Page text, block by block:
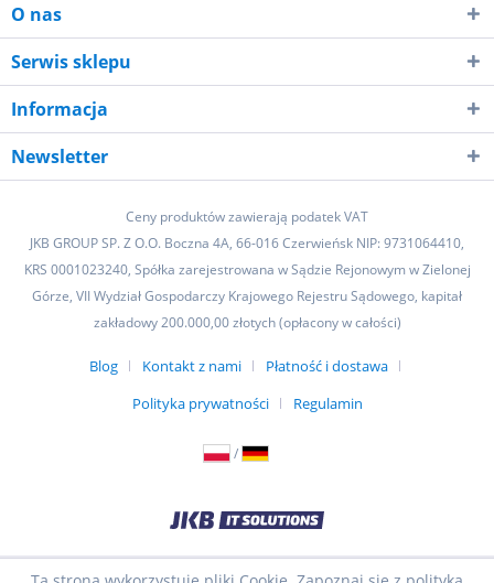
O nas
Serwis sklepu
Informacja
Newsletter
Ceny produktów zawierają podatek VAT
JKB GROUP SP. Z O.O. Boczna 4A, 66-016 Czerwieńsk NIP: 9731064410,
KRS 0001023240, Spółka zarejestrowana w Sądzie Rejonowym w Zielonej
Górze, VII Wydział Gospodarczy Krajowego Rejestru Sądowego, kapitał
zakładowy 200.000,00 złotych (opłacony w całości)
Blog Kontakt z nami
Płatność i dostawa
Polityka prywatności
Regulamin
/